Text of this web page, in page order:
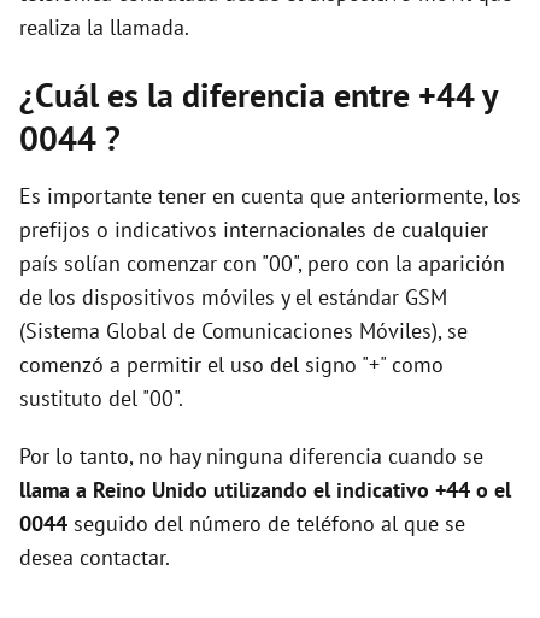
realiza la llamada.
¿Cuál es la diferencia entre +44 y
0044 ?
Es importante tener en cuenta que anteriormente, los
prefijos o indicativos internacionales de cualquier
país solían comenzar con "00", pero con la aparición
de los dispositivos móviles y el estándar GSM
(Sistema Global de Comunicaciones Móviles), se
comenzó a permitir el uso del signo "+" como
sustituto del "00".
Por lo tanto, no hay ninguna diferencia cuando se
llama a Reino Unido utilizando el indicativo +44 o el
0044 seguido del número de teléfono al que se
desea contactar.